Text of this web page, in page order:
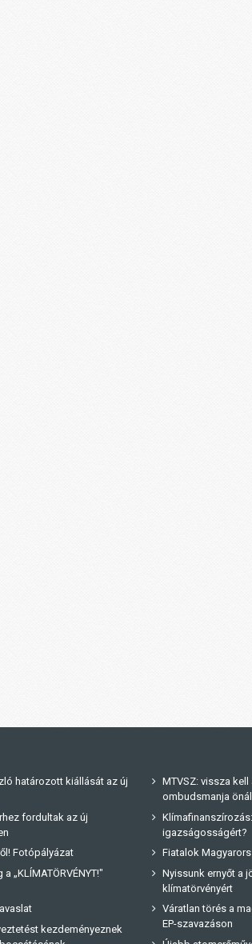
határozott kiállását az új
fordultak az új
Fotópályázat
„KLÍMATÖRVÉNYT!"
kezdeményeznek
MTVSZ: vissza
ombudsmanja
igazságosságért?
Fiatalok
Nyissunk ernyőt a
klímatörvényért
Váratlan törés a
EP-szavazáson